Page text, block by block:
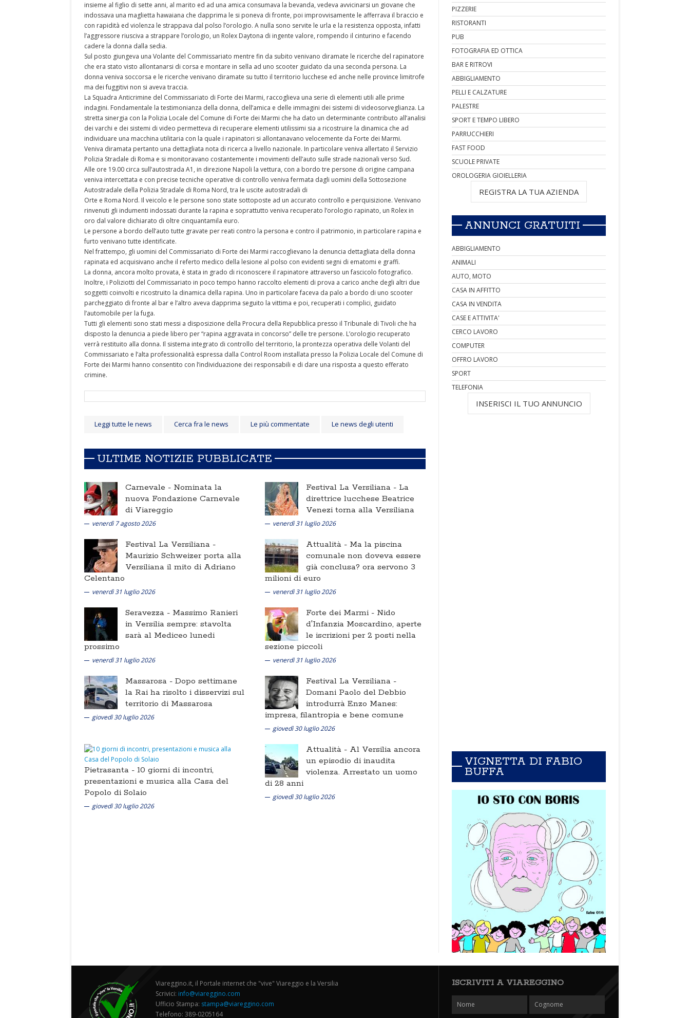
insieme al figlio di sette anni, al marito ed ad una amica consumava la bevanda, vedeva avvicinarsi un giovane che
indossava una maglietta hawaiana che dapprima le si poneva di fronte, poi improvvisamente le afferrava il braccio e
con rapidità ed violenza le strappava dal polso l’orologio. A nulla sono servite le urla e la resistenza opposta, infatti
l’aggressore riusciva a strappare l’orologio, un Rolex Daytona di ingente valore, rompendo il cinturino e facendo
cadere la donna dalla sedia.
Sul posto giungeva una Volante del Commissariato mentre fin da subito venivano diramate le ricerche del rapinatore
che era stato visto allontanarsi di corsa e montare in sella ad uno scooter guidato da una seconda persona. La
donna veniva soccorsa e le ricerche venivano diramate su tutto il territorio lucchese ed anche nelle province limitrofe
ma dei fuggitivi non si aveva traccia.
La Squadra Anticrimine del Commissariato di Forte dei Marmi, raccoglieva una serie di elementi utili alle prime
indagini. Fondamentale la testimonianza della donna, dell’amica e delle immagini dei sistemi di videosorveglianza. La
stretta sinergia con la Polizia Locale del Comune di Forte dei Marmi che ha dato un determinante contributo all’analisi
dei varchi e dei sistemi di video permetteva di recuperare elementi utilissimi sia a ricostruire la dinamica che ad
individuare una macchina utilitaria con la quale i rapinatori si allontanavano velocemente da Forte dei Marmi.
Veniva diramata pertanto una dettagliata nota di ricerca a livello nazionale. In particolare veniva allertato il Servizio
Polizia Stradale di Roma e si monitoravano costantemente i movimenti dell’auto sulle strade nazionali verso Sud.
Alle ore 19.00 circa sull’autostrada A1, in direzione Napoli la vettura, con a bordo tre persone di origine campana
veniva intercettata e con precise tecniche operative di controllo veniva fermata dagli uomini della Sottosezione
Autostradale della Polizia Stradale di Roma Nord, tra le uscite autostradali di
Orte e Roma Nord. Il veicolo e le persone sono state sottoposte ad un accurato controllo e perquisizione. Venivano
rinvenuti gli indumenti indossati durante la rapina e soprattutto veniva recuperato l’orologio rapinato, un Rolex in
oro dal valore dichiarato di oltre cinquantamila euro.
Le persone a bordo dell’auto tutte gravate per reati contro la persona e contro il patrimonio, in particolare rapina e
furto venivano tutte identificate.
Nel frattempo, gli uomini del Commissariato di Forte dei Marmi raccoglievano la denuncia dettagliata della donna
rapinata ed acquisivano anche il referto medico della lesione al polso con evidenti segni di ematomi e graffi.
La donna, ancora molto provata, è stata in grado di riconoscere il rapinatore attraverso un fascicolo fotografico.
Inoltre, i Poliziotti del Commissariato in poco tempo hanno raccolto elementi di prova a carico anche degli altri due
soggetti coinvolti e ricostruito la dinamica della rapina. Uno in particolare faceva da palo a bordo di uno scooter
parcheggiato di fronte al bar e l’altro aveva dapprima seguito la vittima e poi, recuperati i complici, guidato
l’automobile per la fuga.
Tutti gli elementi sono stati messi a disposizione della Procura della Repubblica presso il Tribunale di Tivoli che ha
disposto la denuncia a piede libero per “rapina aggravata in concorso” delle tre persone. L’orologio recuperato
verrà restituito alla donna. Il sistema integrato di controllo del territorio, la prontezza operativa delle Volanti del
Commissariato e l’alta professionalità espressa dalla Control Room installata presso la Polizia Locale del Comune di
Forte dei Marmi hanno consentito con l’individuazione dei responsabili e di dare una risposta a questo efferato
crimine.
Leggi tutte le news Cerca fra le news Le più commentate Le news degli utenti
ULTIME NOTIZIE PUBBLICATE
Carnevale - Nominata la
nuova Fondazione Carnevale
di Viareggio
venerdì 7 agosto 2026
Festival La Versiliana - La
direttrice lucchese Beatrice
Venezi torna alla Versiliana
venerdì 31 luglio 2026
Festival La Versiliana -
Maurizio Schweizer porta alla
Versiliana il mito di Adriano
Celentano
venerdì 31 luglio 2026
Attualità - Ma la piscina
comunale non doveva essere
già conclusa? ora servono 3
milioni di euro
venerdì 31 luglio 2026
Seravezza - Massimo Ranieri
in Versilia sempre: stavolta
sarà al Mediceo lunedi
prossimo
venerdì 31 luglio 2026
Forte dei Marmi - Nido
d'Infanzia Moscardino, aperte
le iscrizioni per 2 posti nella
sezione piccoli
venerdì 31 luglio 2026
Massarosa - Dopo settimane
la Rai ha risolto i disservizi sul
territorio di Massarosa
giovedì 30 luglio 2026
Festival La Versiliana -
Domani Paolo del Debbio
introdurrà Enzo Manes:
impresa, filantropia e bene comune
giovedì 30 luglio 2026
Pietrasanta - 10 giorni di incontri,
presentazioni e musica alla Casa del
Popolo di Solaio
giovedì 30 luglio 2026
Attualità - Al Versilia ancora
un episodio di inaudita
violenza. Arrestato un uomo
di 28 anni
giovedì 30 luglio 2026
PIZZERIE
RISTORANTI
PUB
FOTOGRAFIA ED OTTICA
BAR E RITROVI
ABBIGLIAMENTO
PELLI E CALZATURE
PALESTRE
SPORT E TEMPO LIBERO
PARRUCCHIERI
FAST FOOD
SCUOLE PRIVATE
OROLOGERIA GIOIELLERIA
REGISTRA LA TUA AZIENDA
ANNUNCI GRATUITI
ABBIGLIAMENTO
ANIMALI
AUTO, MOTO
CASA IN AFFITTO
CASA IN VENDITA
CASE E ATTIVITA'
CERCO LAVORO
COMPUTER
OFFRO LAVORO
SPORT
TELEFONIA
INSERISCI IL TUO ANNUNCIO
VIGNETTA DI FABIO
BUFFA
Viareggino.it, il Portale internet che "vive" Viareggio e la Versilia
Scrivici: info@viareggino.com
Ufficio Stampa: stampa@viareggino.com
Telefono: 389-0205164
ISCRIVITI A VIAREGGINO